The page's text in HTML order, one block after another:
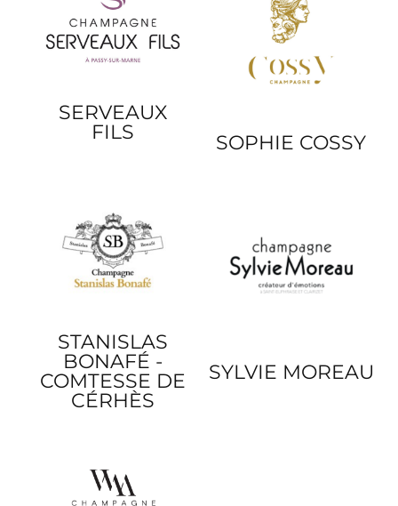
SERVEAUX
FILS
SOPHIE COSSY
STANISLAS
BONAFÉ -
COMTESSE DE
CÉRHÈS
SYLVIE MOREAU